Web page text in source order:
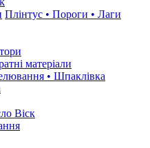
Плінтус • Пороги • Лаги
матеріали
• Шпаклівка
Віск